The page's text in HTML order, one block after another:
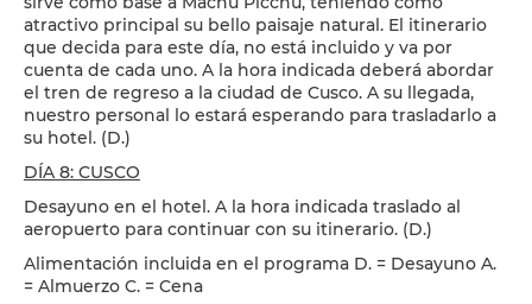
atractivo principal su bello paisaje natural. El itinerario
que decida para este día, no está incluido y va por
cuenta de cada uno. A la hora indicada deberá abordar
el tren de regreso a la ciudad de Cusco. A su llegada,
nuestro personal lo estará esperando para trasladarlo a
su hotel. (D.)
DÍA 8: CUSCO
Desayuno en el hotel. A la hora indicada traslado al
aeropuerto para continuar con su itinerario. (D.)
Alimentación incluida en el programa D. = Desayuno A.
= Almuerzo C. = Cena